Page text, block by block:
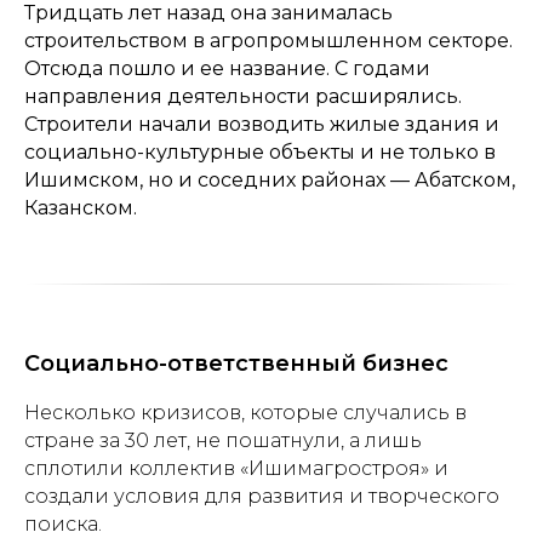
Тридцать лет назад она занималась
строительством в агропромышленном секторе.
Отсюда пошло и ее название. С годами
направления деятельности расширялись.
Строители начали возводить жилые здания и
социально-культурные объекты и не только в
Ишимском, но и соседних районах — Абатском,
Казанском.
Социально-ответственный бизнес
Несколько кризисов, которые случались в
стране за 30 лет, не пошатнули, а лишь
сплотили коллектив «Ишимагростроя» и
создали условия для развития и творческого
поиска.